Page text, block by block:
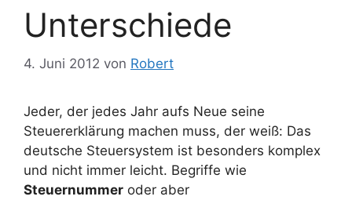
Unterschiede
4. Juni 2012 von Robert
Jeder, der jedes Jahr aufs Neue seine
Steuererklärung machen muss, der weiß: Das
deutsche Steuersystem ist besonders komplex
und nicht immer leicht. Begriffe wie
Steuernummer oder aber